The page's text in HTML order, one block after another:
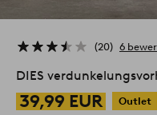
20 6
DIES
39,99 EUR
Outlet